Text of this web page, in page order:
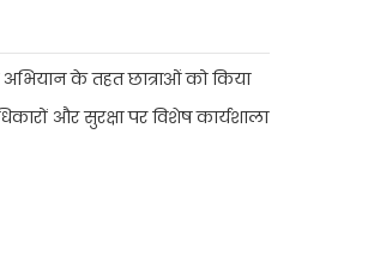
के तहत छात्राओं को किया
और सुरक्षा पर विशेष कार्यशाला